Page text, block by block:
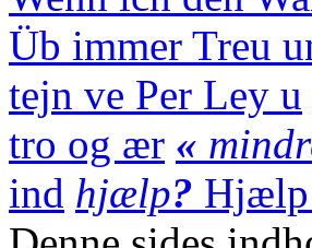
Üb immer Treu
tejn ve Per Ley u
tro og ær «
ind hjælp? Hjælp